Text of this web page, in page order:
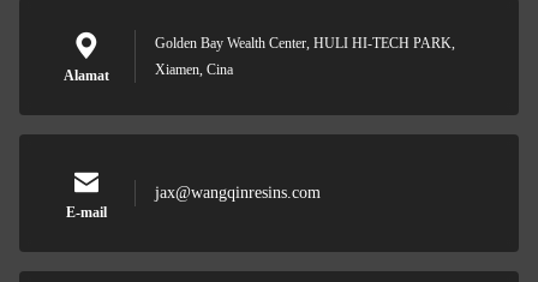
Alamat
Golden Bay Wealth Center, HULI HI-TECH PARK,
Xiamen, Cina
E-mail
jax@wangqinresins.com